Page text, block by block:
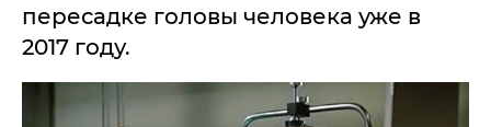
пересадке головы человека уже в
2017 году.